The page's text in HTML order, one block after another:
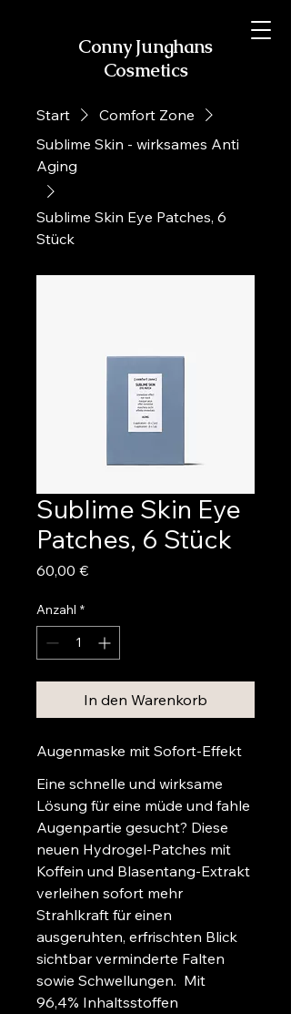
Conny Junghans
Cosmetics
Start
Comfort Zone
Sublime Skin - wirksames Anti
Aging
Sublime Skin Eye Patches, 6
Stück
Sublime Skin Eye
Patches, 6 Stück
60,00 €Preis
Anzahl *
In den Warenkorb
Augenmaske mit Sofort-Effekt
Eine schnelle und wirksame
Lösung für eine müde und fahle
Augenpartie gesucht? Diese
neuen Hydrogel-Patches mit
Koffein und Blasentang-Extrakt
verleihen sofort mehr
Strahlkraft für einen
ausgeruhten, erfrischten Blick
sichtbar verminderte Falten
sowie Schwellungen.  Mit
96,4% Inhaltsstoffen